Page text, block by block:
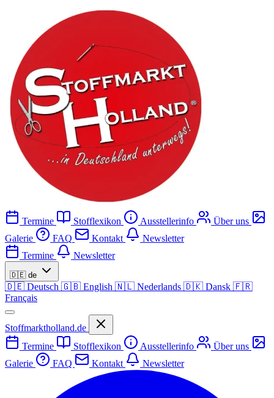
Termine Stofflexikon Ausstellerinfo
Über uns
Galerie
FAQ Kontakt
Newsletter
Termine
Newsletter
🇩🇪 de
🇩🇪 Deutsch 🇬🇧 English 🇳🇱 Nederlands 🇩🇰 Dansk 🇫🇷
Français
Stoffmarktholland.de
Termine
Stofflexikon Ausstellerinfo
Über uns
Galerie
FAQ Kontakt Newsletter